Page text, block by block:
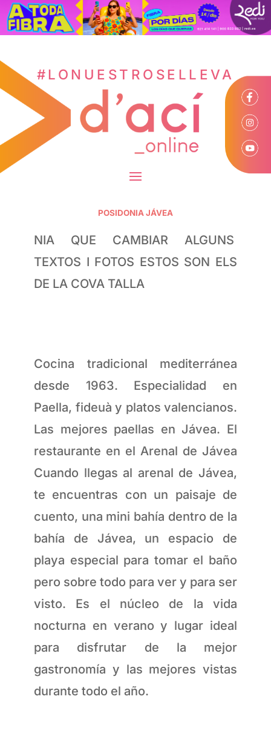
#LONUESTROSELLEVA
POSIDONIA JÁVEA
NIA QUE CAMBIAR ALGUNS
TEXTOS I FOTOS ESTOS SON ELS
DE LA COVA TALLA
Cocina tradicional mediterránea
desde 1963. Especialidad en
Paella, fideuà y platos valencianos.
Las mejores paellas en Jávea. El
restaurante en el Arenal de Jávea
Cuando llegas al arenal de Jávea,
te encuentras con un paisaje de
cuento, una mini bahía dentro de la
bahía de Jávea, un espacio de
playa especial para tomar el baño
pero sobre todo para ver y para ser
visto. Es el núcleo de la vida
nocturna en verano y lugar ideal
para disfrutar de la mejor
gastronomía y las mejores vistas
durante todo el año.